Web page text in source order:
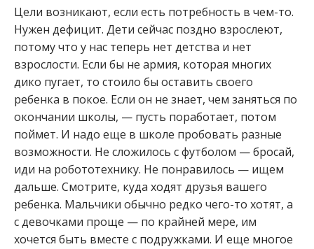
Цели возникают, если есть потребность в чем-то.
Нужен дефицит. Дети сейчас поздно взрослеют,
потому что у нас теперь нет детства и нет
взрослости. Если бы не армия, которая многих
дико пугает, то стоило бы оставить своего
ребенка в покое. Если он не знает, чем заняться по
окончании школы, — пусть поработает, потом
поймет. И надо еще в школе пробовать разные
возможности. Не сложилось с футболом — бросай,
иди на робототехнику. Не понравилось — ищем
дальше. Смотрите, куда ходят друзья вашего
ребенка. Мальчики обычно редко чего-то хотят, а
с девочками проще — по крайней мере, им
хочется быть вместе с по­дружками. И еще многое